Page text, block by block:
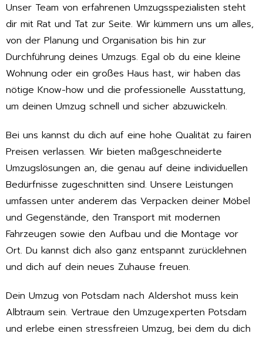
Unser Team von erfahrenen Umzugsspezialisten steht
dir mit Rat und Tat zur Seite. Wir kümmern uns um alles,
von der Planung und Organisation bis hin zur
Durchführung deines Umzugs. Egal ob du eine kleine
Wohnung oder ein großes Haus hast, wir haben das
nötige Know-how und die professionelle Ausstattung,
um deinen Umzug schnell und sicher abzuwickeln.
Bei uns kannst du dich auf eine hohe Qualität zu fairen
Preisen verlassen. Wir bieten maßgeschneiderte
Umzugslösungen an, die genau auf deine individuellen
Bedürfnisse zugeschnitten sind. Unsere Leistungen
umfassen unter anderem das Verpacken deiner Möbel
und Gegenstände, den Transport mit modernen
Fahrzeugen sowie den Aufbau und die Montage vor
Ort. Du kannst dich also ganz entspannt zurücklehnen
und dich auf dein neues Zuhause freuen.
Dein Umzug von Potsdam nach Aldershot muss kein
Albtraum sein. Vertraue den Umzugexperten Potsdam
und erlebe einen stressfreien Umzug, bei dem du dich